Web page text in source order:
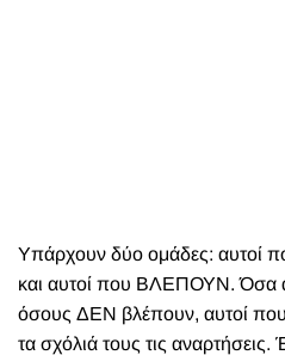
Υπάρχουν δύο ομάδες: αυτοί
και αυτοί που ΒΛΕΠΟΥΝ. Όσα
όσους ΔΕΝ βλέπουν, αυτοί
τα σχόλιά τους τις αναρτήσεις.